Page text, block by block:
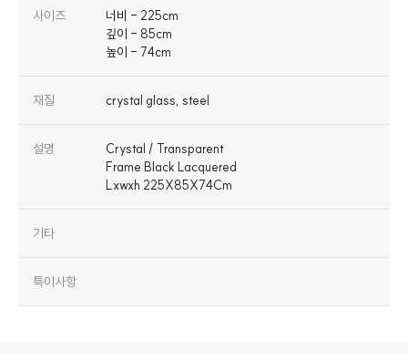
사이즈
너비 - 225cm
깊이 - 85cm
높이 - 74cm
재질 crystal glass, steel
설명
Crystal / Transparent
Frame Black Lacquered
Lxwxh 225X85X74Cm
기타
특이사항